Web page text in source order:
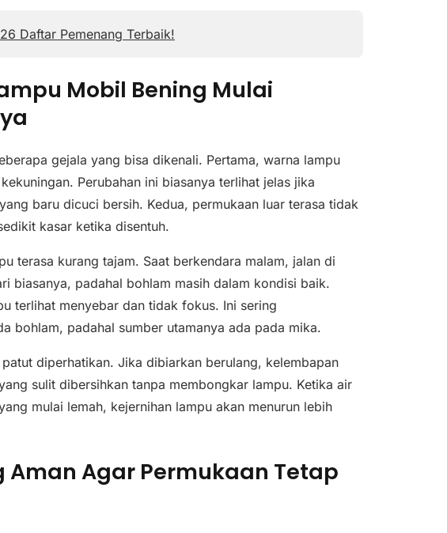
Daftar Pemenang Terbaik!
Mobil Bening Mulai
gejala yang bisa dikenali. Pertama, warna lampu
Perubahan ini biasanya terlihat jelas jika
baru dicuci bersih. Kedua, permukaan luar terasa tidak
kasar ketika disentuh.
terasa kurang tajam. Saat berkendara malam, jalan di
biasanya, padahal bohlam masih dalam kondisi baik.
terlihat menyebar dan tidak fokus. Ini sering
bohlam, padahal sumber utamanya ada pada mika.
diperhatikan. Jika dibiarkan berulang, kelembapan
sulit dibersihkan tanpa membongkar lampu. Ketika air
mulai lemah, kejernihan lampu akan menurun lebih
Aman Agar Permukaan Tetap